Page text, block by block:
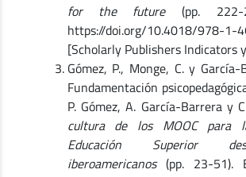
for the future (pp. 222-
https://doi.org/10.4018/978-1-
[Scholarly Publishers Indicators
Gómez, P., Monge, C. y
Fundamentación
P. Gómez, A. García-Barrera y
cultura de los MOOC para
Educación Superior
iberoamericanos(pp. 23-51).